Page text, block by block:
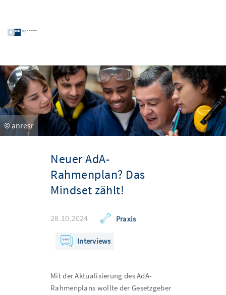
© anresr
Neuer AdA-
Rahmenplan? Das
Mindset zählt!
28.10.2024 Praxis
Interviews
Mit der Aktualisierung des AdA-
Rahmenplans wollte der Gesetzgeber